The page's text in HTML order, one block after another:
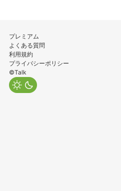
プレミアム
よくある質問
利用規約
プライバシーポリシー
©Talk